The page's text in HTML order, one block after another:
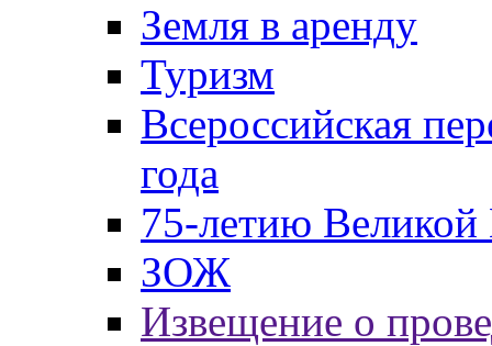
Земля в аренду
Туризм
Всероссийская
года
75-летию
ЗОЖ
Извещение о